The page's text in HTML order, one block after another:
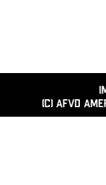
(c) AFVD